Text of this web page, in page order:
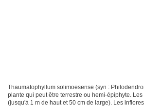
Thaumatophyllum solimoesense (syn :
plante qui peut être terrestre ou hemi-épiphyte.
(jusqu'à 1 m de haut et 50 cm de large). Les